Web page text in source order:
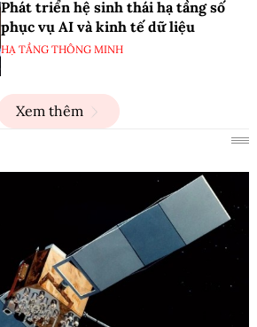
Phát triển hệ sinh thái hạ tầng số
phục vụ AI và kinh tế dữ liệu
HẠ TẦNG THÔNG MINH
Xem thêm